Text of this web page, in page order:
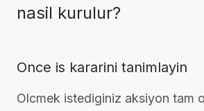
nasil kurulur?
Once is kararini tanimlayin
Olcmek istediginiz aksiyon tam